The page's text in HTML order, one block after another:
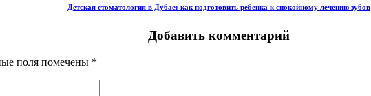
Детская стоматология в Дубае: как подготовить ребенка к спокойному лечению зубов
Добавить комментарий
поля помечены *